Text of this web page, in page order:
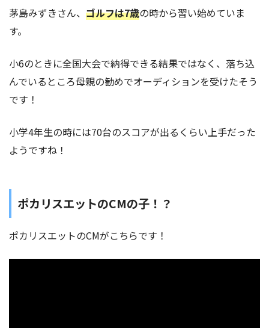
茅島みずきさん、 ゴルフは7歳の時から習い始めていま
す。
小6のときに全国大会で納得できる結果ではなく、落ち込
んでいるところ母親の勧めでオーディションを受けたそう
です！
小学4年生の時には70台のスコアが出るくらい上手だった
ようですね！
ポカリスエットのCMの子！？
ポカリスエットのCMがこちらです！